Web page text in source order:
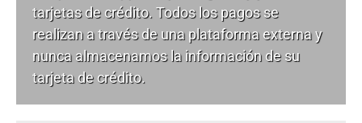
tarjetas de crédito. Todos los pagos se
realizan a través de una plataforma externa y
nunca almacenamos la información de su
tarjeta de crédito.